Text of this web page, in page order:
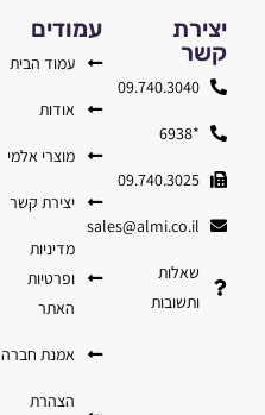
עמודים
עמוד הבית
אודות
מוצרי אלמי
יצירת קשר
מדיניות
ופרטיות
האתר
אמנת חברה
הצהרת
יצירת
קשר
09.740.3040
*6938
09.740.3025
sales@almi.co.il
שאלות
ותשובות